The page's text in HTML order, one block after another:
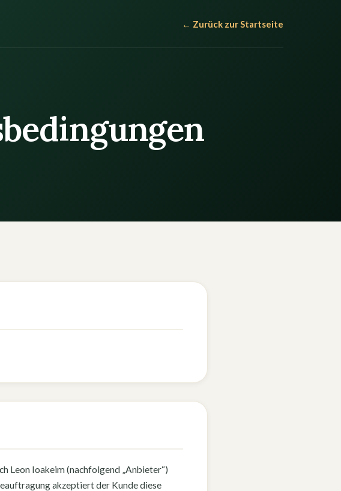
← Zurück zur Startseite
Leon Ioakeim (nachfolgend „Anbieter“)
akzeptiert der Kunde diese